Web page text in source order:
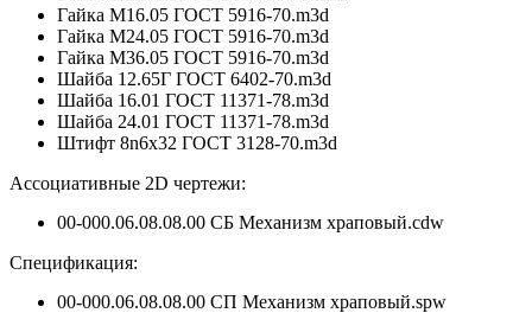
Гайка М16.05 ГОСТ 5916-70.m3d
Гайка М24.05 ГОСТ 5916-70.m3d
Гайка М36.05 ГОСТ 5916-70.m3d
Шайба 12.65Г ГОСТ 6402-70.m3d
Шайба 16.01 ГОСТ 11371-78.m3d
Шайба 24.01 ГОСТ 11371-78.m3d
Штифт 8n6x32 ГОСТ 3128-70.m3d
Ассоциативные 2D чертежи:
00-000.06.08.08.00 СБ Механизм храповый.cdw
Спецификация:
00-000.06.08.08.00 СП Механизм храповый.spw